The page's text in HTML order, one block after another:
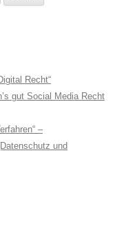
Recht“
gut Social Media Recht
–
und